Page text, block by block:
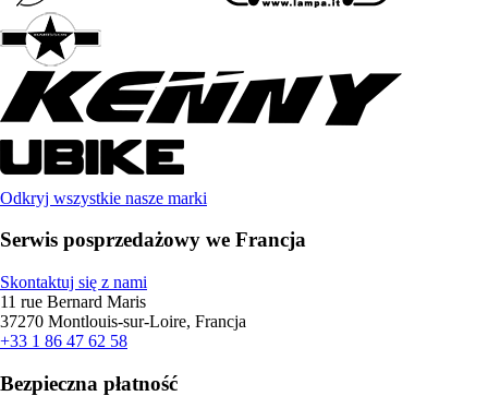
Odkryj wszystkie nasze marki
Serwis posprzedażowy we Francja
Skontaktuj się z nami
11 rue Bernard Maris
37270 Montlouis-sur-Loire, Francja
+33 1 86 47 62 58
Bezpieczna płatność